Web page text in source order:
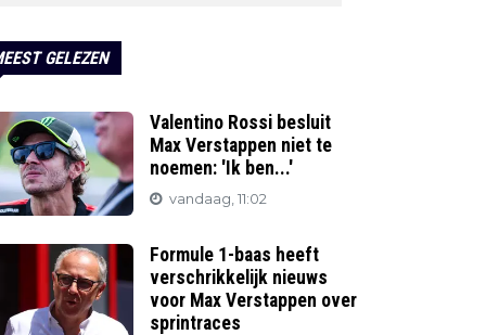
GELEZEN
Valentino Rossi besluit
Max Verstappen niet te
noemen: 'Ik ben...'
vandaag, 11:02
Formule 1-baas heeft
verschrikkelijk nieuws
voor Max Verstappen over
sprintraces